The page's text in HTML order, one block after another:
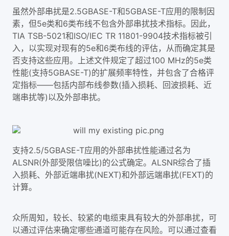
虽然外部串扰是2.5GBASE-T和5GBASE-T应用的限制因
素，但5e类和6类布线不包含外部串扰技术指标。因此，
TIA TSB-5021和ISO/IEC TR 11801-9904技术指标被引
入，以实现对现有的5e和6类布线的评估，从而确定其是
否支持这些应用。上述文件规定了超过100 MHz的5e类
性能(支持5GBASE-T)的扩展频率特性，并包含了合格评
定指标——包括内部布线参数(插入损耗、回波损耗、近
端串扰等)以及外部串扰。
支持2.5/5GBASE-T应用的外部串扰性能通过名为
ALSNR(外部受限信噪比)的公式确定。ALSNR综合了插
入损耗、外部近端串扰(NEXT)和外部远端串扰(FEXT)的
计算。
众所周知，较长、较紧的电缆束具有较大的外部串扰，可
以通过评估来确定哪些通道可能存在风险。可以通过查看